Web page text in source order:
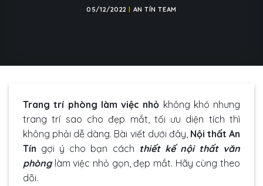
05/12/2022 AN TÍN TEAM
Trang trí phòng làm việc nhỏ không khó nhưng
trang trí sao cho đẹp mắt, tối ưu diện tích thì
không phải dễ dàng. Bài viết dưới đây, Nội thất An
Tín gợi ý cho bạn cách thiết kế nội thất văn
phònglàm việc nhỏ gọn, đẹp mắt. Hãy cùng theo
dõi.